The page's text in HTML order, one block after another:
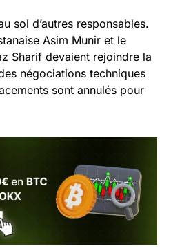
sol d’autres responsables.
Asim Munir et le
Sharif devaient rejoindre la
négociations techniques
sont annulés pour